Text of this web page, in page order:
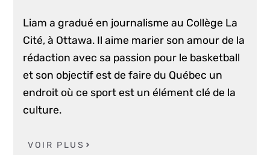
Liam a gradué en journalisme au Collège La
Cité, à Ottawa. Il aime marier son amour de la
rédaction avec sa passion pour le basketball
et son objectif est de faire du Québec un
endroit où ce sport est un élément clé de la
culture.
VOIR PLUS